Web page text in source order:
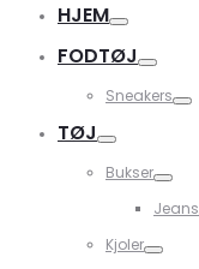
HJEM
FODTØJ
Sneakers
TØJ
Bukser
Jeans
Kjoler